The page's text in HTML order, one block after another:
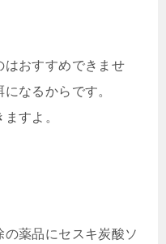
はおすすめできませ
なるからです。
すよ。
薬品にセスキ炭酸ソ